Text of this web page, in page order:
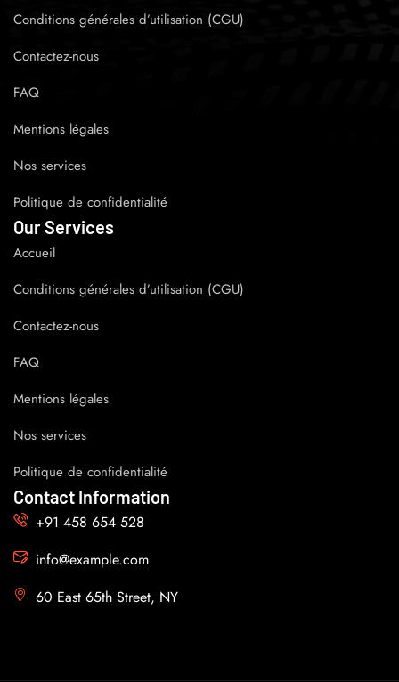
Conditions générales d’utilisation (CGU)
Contactez-nous
FAQ
Mentions légales
Nos services
Politique de confidentialité
Our Services
Accueil
Conditions générales d’utilisation (CGU)
Contactez-nous
FAQ
Mentions légales
Nos services
Politique de confidentialité
Contact Information
+91 458 654 528
info@example.com
60 East 65th Street, NY